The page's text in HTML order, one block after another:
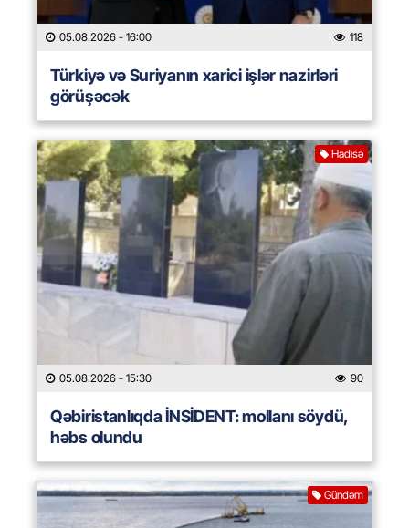
05.08.2026 - 16:00 118
Türkiyə və Suriyanın xarici işlər nazirləri
görüşəcək
Hadisə
05.08.2026 - 15:30 90
Qəbiristanlıqda İNSİDENT: mollanı söydü,
həbs olundu
Gündəm